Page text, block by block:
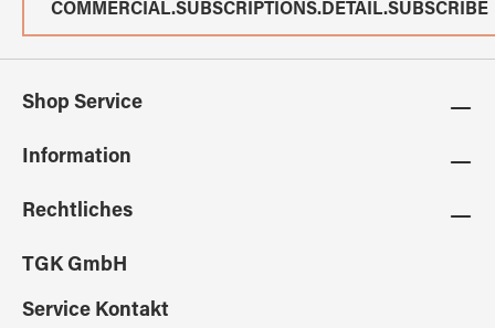
COMMERCIAL.SUBSCRIPTIONS.DETAIL.SUBSCRIBE
Shop Service
Information
Rechtliches
TGK GmbH
Service Kontakt